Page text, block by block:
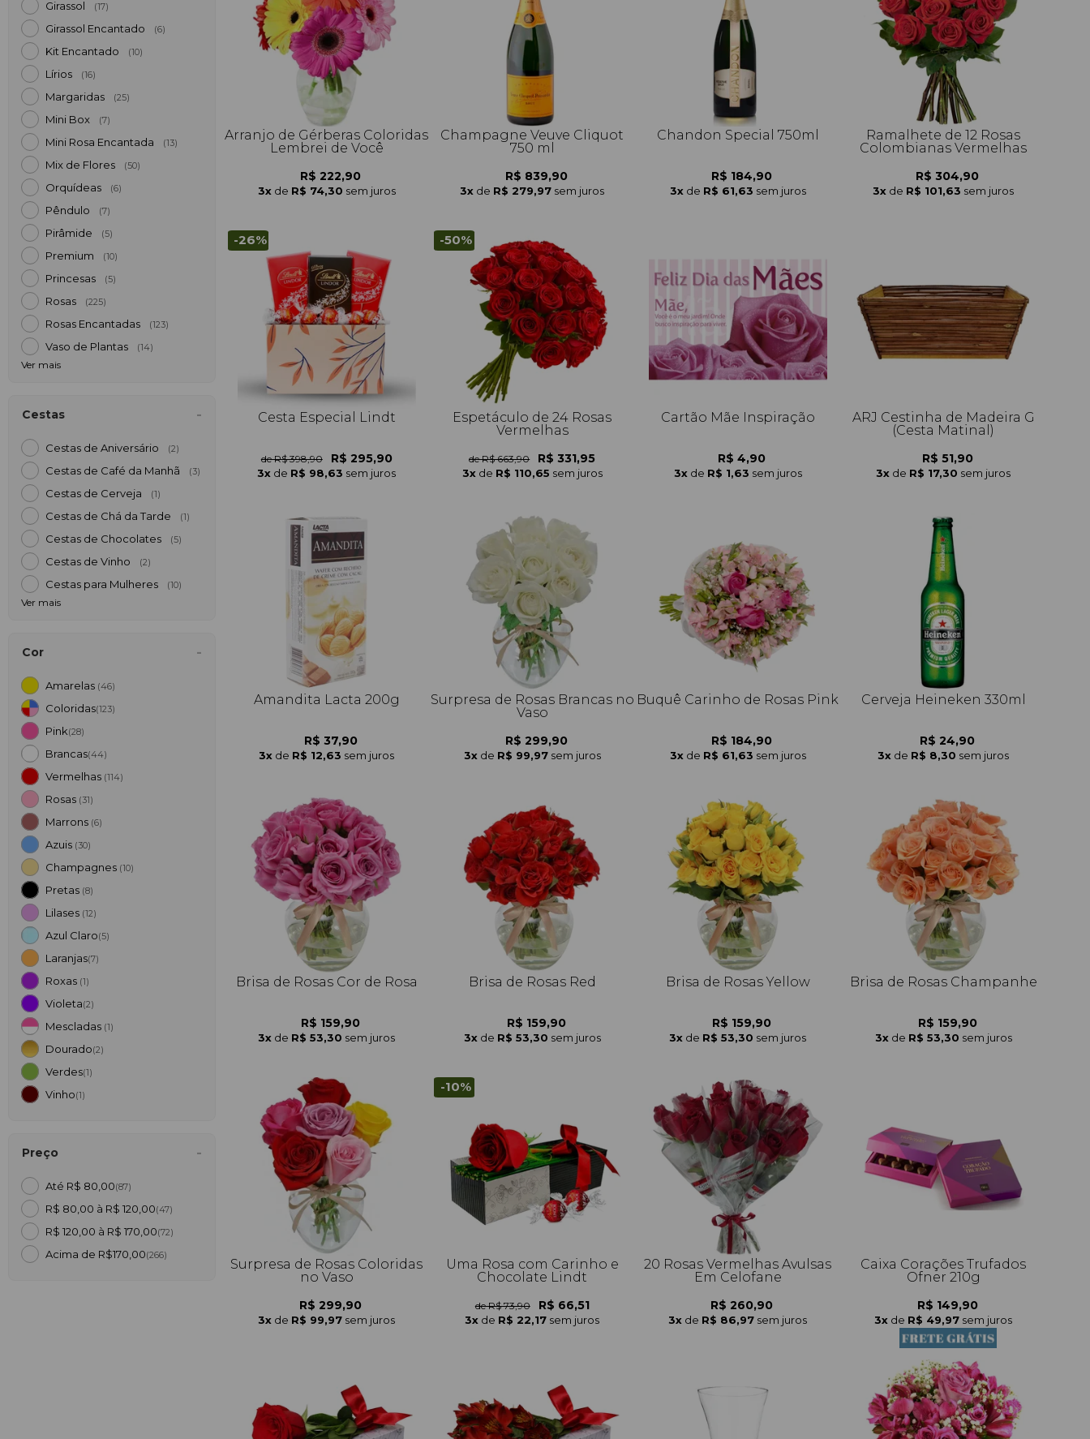
Girassol (17)
Girassol Encantado (6)
Kit Encantado (10)
Lírios (16)
Margaridas (25)
Mini Box (7)
Mini Rosa Encantada (13)
Mix de Flores (50)
Orquídeas (6)
Pêndulo (7)
Pirâmide (5)
Premium (10)
Princesas (5)
Rosas (225)
Rosas Encantadas (123)
Vaso de Plantas (14)
Ver mais
Cestas
Cestas de Aniversário (2)
Cestas de Café da Manh (3)
Cestas de Cerveja (1)
Cestas de Chá da Tarde (1)
Cestas de Chocolates (5)
Cestas de Vinho (2)
Cestas para Mulheres (10)
Ver mais
Cor
Amarelas (46)
Coloridas(123)
Pink(28)
Brancas(44)
Vermelhas (114)
Rosas (31)
Marrons (6)
Azuis (30)
Champagnes (10)
Pretas (8)
Lilases (12)
Azul Claro(5)
Laranjas(7)
Roxas (1)
Violeta(2)
Mescladas (1)
Dourado(2)
Verdes(1)
Vinho(1)
Preço
Até R$ 80,00(87)
R$ 80,00 à R$ 120,00(47)
R$ 120,00 à R$ 170,00(72)
Acima de R$170,00(266)
Arranjo de Gérberas Coloridas
Lembrei de Você
R$ 222,90
3x de R$ 74,30 sem juros
Champagne Veuve Cliquot
750 ml
R$ 839,90
3x de R$ 279,97 sem juros
Chandon Special 750ml
R$ 184,90
3x de R$ 61,63 sem juros
Ramalhete de 12 Rosas
Colombianas Vermelhas
R$ 304,90
3x de R$ 101,63 sem juros
-26%
Cesta Especial Lindt
de R$ 398,90 R$ 295,90
3x de R$ 98,63 sem juros
-50%
Espetáculo de 24 Rosas
Vermelhas
de R$ 663,90 R$ 331,95
3x de R$ 110,65 sem juros
Cartão Mãe Inspiração
R$ 4,90
3x de R$ 1,63 sem juros
ARJ Cestinha de Madeira G
(Cesta Matinal)
R$ 51,90
3x de R$ 17,30 sem juros
Amandita Lacta 200g
R$ 37,90
3x de R$ 12,63 sem juros
Surpresa de Rosas Brancas no
Vaso
R$ 299,90
3x de R$ 99,97 sem juros
Buquê Carinho de Rosas Pink
R$ 184,90
3x de R$ 61,63 sem juros
Cerveja Heineken 330ml
R$ 24,90
3x de R$ 8,30 sem juros
Brisa de Rosas Cor de Rosa
R$ 159,90
3x de R$ 53,30 sem juros
Brisa de Rosas Red
R$ 159,90
3x de R$ 53,30 sem juros
Brisa de Rosas Yellow
R$ 159,90
3x de R$ 53,30 sem juros
Brisa de Rosas Champanhe
R$ 159,90
3x de R$ 53,30 sem juros
Surpresa de Rosas Coloridas
no Vaso
R$ 299,90
3x de R$ 99,97 sem juros
-10%
Uma Rosa com Carinho e
Chocolate Lindt
de R$ 73,90 R$ 66,51
3x de R$ 22,17 sem juros
20 Rosas Vermelhas Avulsas
Em Celofane
R$ 260,90
3x de R$ 86,97 sem juros
Caixa Corações Trufados
Ofner 210g
R$ 149,90
3x de R$ 49,97 sem juros